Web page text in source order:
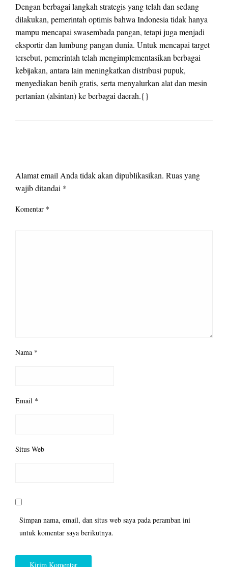
Dengan berbagai langkah strategis yang telah dan sedang
dilakukan, pemerintah optimis bahwa Indonesia tidak hanya
mampu mencapai swasembada pangan, tetapi juga menjadi
eksportir dan lumbung pangan dunia. Untuk mencapai target
tersebut, pemerintah telah mengimplementasikan berbagai
kebijakan, antara lain meningkatkan distribusi pupuk,
menyediakan benih gratis, serta menyalurkan alat dan mesin
pertanian (alsintan) ke berbagai daerah.{}
Alamat email Anda tidak akan dipublikasikan. Ruas yang
wajib ditandai *
Komentar *
Nama *
Email *
Situs Web
Simpan nama, email, dan situs web saya pada peramban ini
untuk komentar saya berikutnya.